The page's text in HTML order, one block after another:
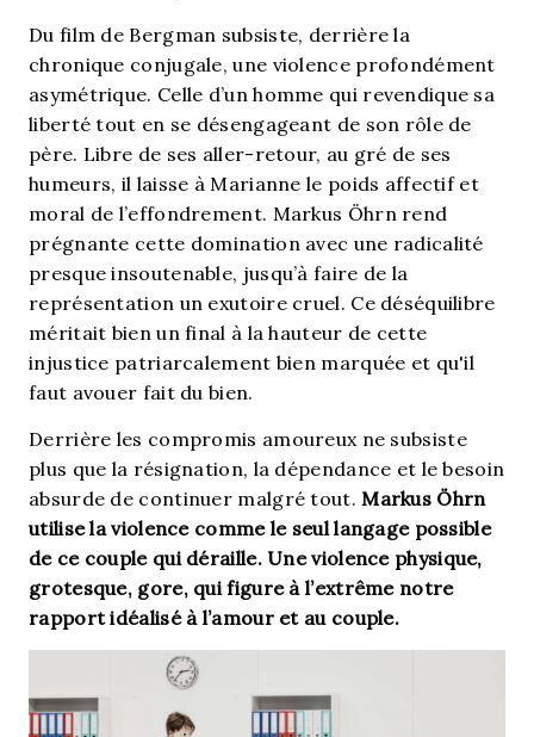
Du film de Bergman subsiste, derrière la
chronique conjugale, une violence profondément
asymétrique. Celle d’un homme qui revendique sa
liberté tout en se désengageant de son rôle de
père. Libre de ses aller-retour, au gré de ses
humeurs, il laisse à Marianne le poids affectif et
moral de l’effondrement. Markus Öhrn rend
prégnante cette domination avec une radicalité
presque insoutenable, jusqu’à faire de la
représentation un exutoire cruel. Ce déséquilibre
méritait bien un final à la hauteur de cette
injustice patriarcalement bien marquée et qu'il
faut avouer fait du bien.
Derrière les compromis amoureux ne subsiste
plus que la résignation, la dépendance et le besoin
absurde de continuer malgré tout. Markus Öhrn
utilise la violence comme le seul langage possible
de ce couple qui déraille. Une violence physique,
grotesque, gore, qui figure à l’extrême notre
rapport idéalisé à l’amour et au couple.